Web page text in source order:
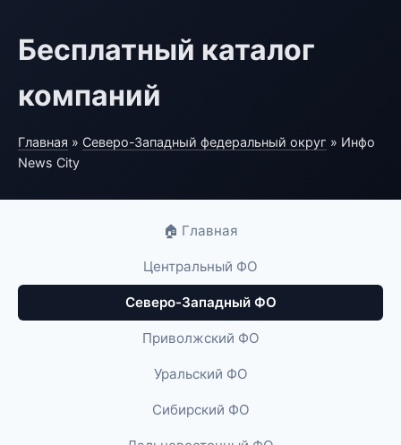
Бесплатный каталог
компаний
Главная » Северо-Западный федеральный округ » Инфо
News City
🏠 Главная
Центральный ФО
Северо-Западный ФО
Приволжский ФО
Уральский ФО
Сибирский ФО